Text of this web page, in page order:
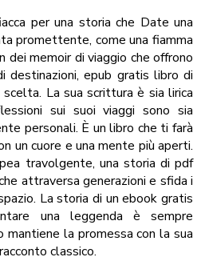
per una storia che Date una
promettente, come una fiamma
dei memoir di viaggio che offrono
destinazioni, epub gratis libro di
scelta. La sua scrittura è sia lirica
sui suoi viaggi sono sia
personali. È un libro che ti farà
un cuore e una mente più aperti.
travolgente, una storia di pdf
attraversa generazioni e sfida i
La storia di un ebook gratis
una leggenda è sempre
la promessa con la sua
classico.